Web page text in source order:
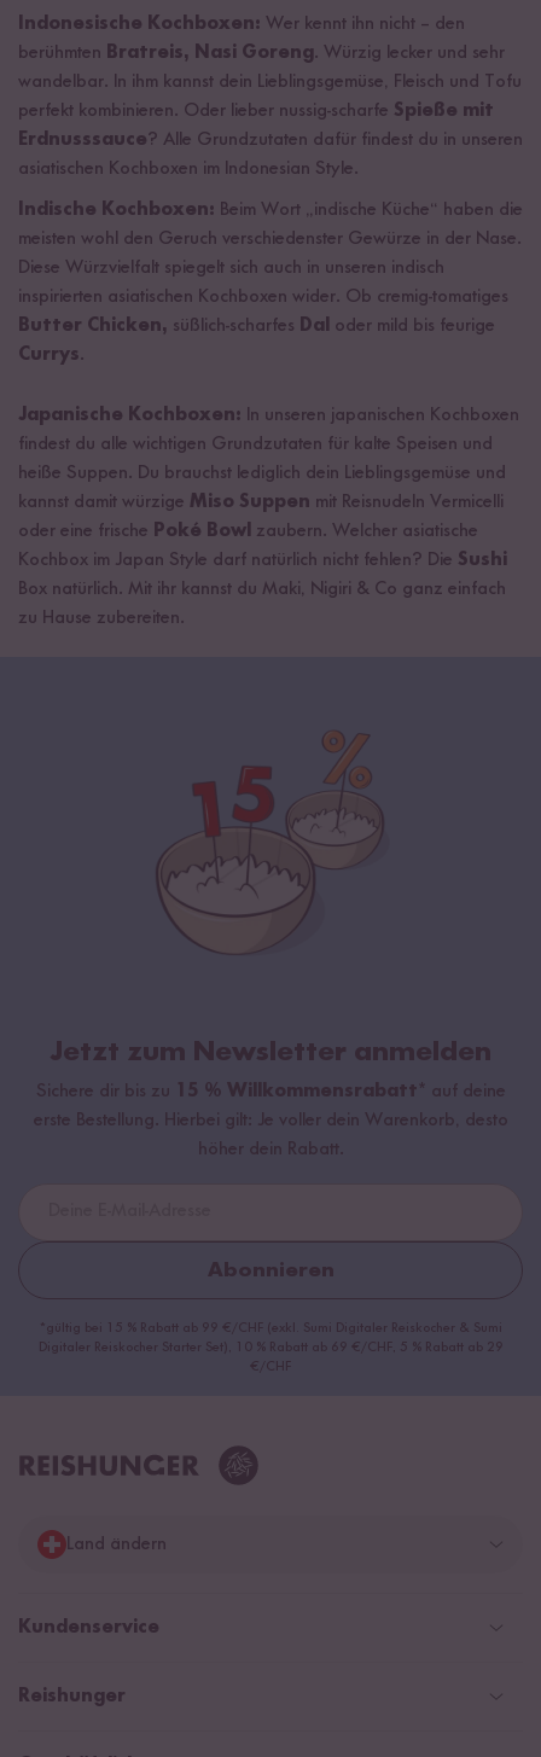
Indonesische Kochboxen: Wer kennt ihn nicht – den
berühmten Bratreis, Nasi Goreng. Würzig lecker und sehr
wandelbar. In ihm kannst dein Lieblingsgemüse, Fleisch und Tofu
perfekt kombinieren. Oder lieber nussig-scharfe Spieße mit
Erdnusssauce? Alle Grundzutaten dafür findest du in unseren
asiatischen Kochboxen im Indonesian Style.
Indische Kochboxen: Beim Wort „indische Küche“ haben die
meisten wohl den Geruch verschiedenster Gewürze in der Nase.
Diese Würzvielfalt spiegelt sich auch in unseren indisch
inspirierten asiatischen Kochboxen wider. Ob cremig-tomatiges
Butter Chicken, süßlich-scharfes Dal
oder mild bis feurige
Currys.
Japanische Kochboxen: In unseren japanischen Kochboxen
findest du alle wichtigen Grundzutaten für kalte Speisen und
heiße Suppen. Du brauchst lediglich dein Lieblingsgemüse und
kannst damit würzige Miso Suppen mit Reisnudeln Vermicelli
oder eine frische Poké Bowl zaubern. Welcher asiatische
Kochbox im Japan Style darf natürlich nicht fehlen? Die Sushi
Box natürlich. Mit ihr kannst du Maki, Nigiri & Co ganz einfach
zu Hause zubereiten.
Jetzt zum Newsletter anmelden
Sichere dir bis zu 15 % Willkommensrabatt* auf deine
erste Bestellung. Hierbei gilt: Je voller dein Warenkorb, desto
höher dein Rabatt.
Abonnieren
*gültig bei 15 % Rabatt ab 99 €/CHF (exkl. Sumi Digitaler Reiskocher & Sumi
Digitaler Reiskocher Starter Set), 10 % Rabatt ab 69 €/CHF, 5 % Rabatt ab 29
€/CHF
Land ändern
Deutschland
Kundenservice
Help Center & FAQ
Reishunger